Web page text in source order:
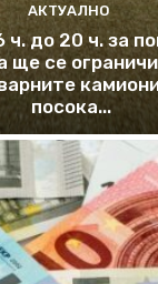
АКТУАЛНО
ч. до 20 ч. за
ще се
посока...